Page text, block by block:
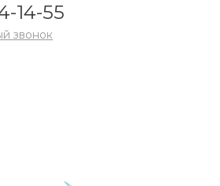
14-55
звонок